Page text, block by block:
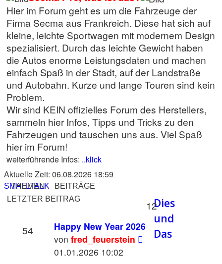
Hier im Forum geht es um die Fahrzeuge der
Firma Secma aus Frankreich. Diese hat sich auf
kleine, leichte Sportwagen mit modernem Design
spezialisiert. Durch das leichte Gewicht haben
die Autos enorme Leistungsdaten und machen
einfach Spaß in der Stadt, auf der Landstraße
und Autobahn. Kurze und lange Touren sind kein
Problem.
Wir sind KEIN offizielles Forum des Herstellers,
sammeln hier Infos, Tipps und Tricks zu den
Fahrzeugen und tauschen uns aus. Viel Spaß
hier im Forum!
weiterführende Infos: ..klick
Aktuelle Zeit: 06.08.2026 18:59
SMALLTALK
THEMEN
BEITRÄGE
LETZTER BEITRAG
Dies
und
Das
12
54
Happy New Year 2026
von fred_feuerstein
Neuester
01.01.2026 10:02